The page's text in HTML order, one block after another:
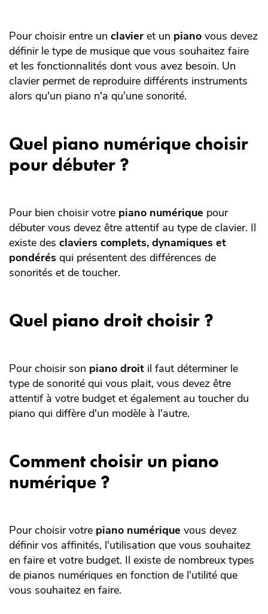
Pour choisir entre un clavier et un piano vous devez
définir le type de musique que vous souhaitez faire
et les fonctionnalités dont vous avez besoin. Un
clavier permet de reproduire différents instruments
alors qu'un piano n'a qu'une sonorité.
Quel piano numérique choisir
pour débuter ?
Pour bien choisir votre piano numérique pour
débuter vous devez être attentif au type de clavier. Il
existe des claviers complets, dynamiques et
pondérés qui présentent des différences de
sonorités et de toucher.
Quel piano droit choisir ?
Pour choisir son piano droit il faut déterminer le
type de sonorité qui vous plait, vous devez être
attentif à votre budget et également au toucher du
piano qui diffère d'un modèle à l'autre.
Comment choisir un piano
numérique ?
Pour choisir votre piano numérique vous devez
définir vos affinités, l'utilisation que vous souhaitez
en faire et votre budget. Il existe de nombreux types
de pianos numériques en fonction de l'utilité que
vous souhaitez en faire.